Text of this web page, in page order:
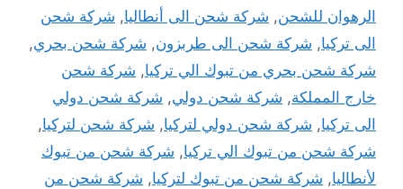
الرهوان للشحن, شركة شحن الى أنطاليا, شركة شحن
الى تركيا, شركة شحن الى طربزون, شركة شحن بحري,
شركة شحن بحري من تبوك الي تركيا, شركة شحن
خارج المملكة, شركة شحن دولي, شركة شحن دولي
الى تركيا, شركة شحن دولي لتركيا, شركة شحن لتركيا,
شركة شحن من تبوك الي تركيا, شركة شحن من تبوك
لأنطاليا, شركة شحن من تبوك لتركيا, شركة شحن من